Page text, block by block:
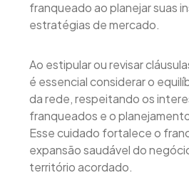
franqueado ao planejar suas
estratégias de mercado.
Ao estipular ou revisar
é essencial considerar o
da rede, respeitando os
franqueados e o
Esse cuidado fortalece o
expansão saudável do
território acordado.